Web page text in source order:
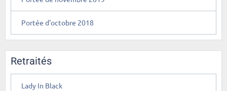
Portée d'octobre 2018
Retraités
Lady In Black